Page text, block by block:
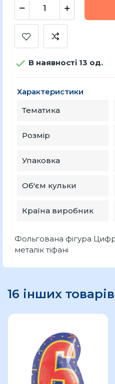
 В наявності 13 од.
Характеристики
Тематика
Розмір
Упаковка
Об'єм кульки
Країна виробник
Фольгована фігура
металік тіфані
16 інших